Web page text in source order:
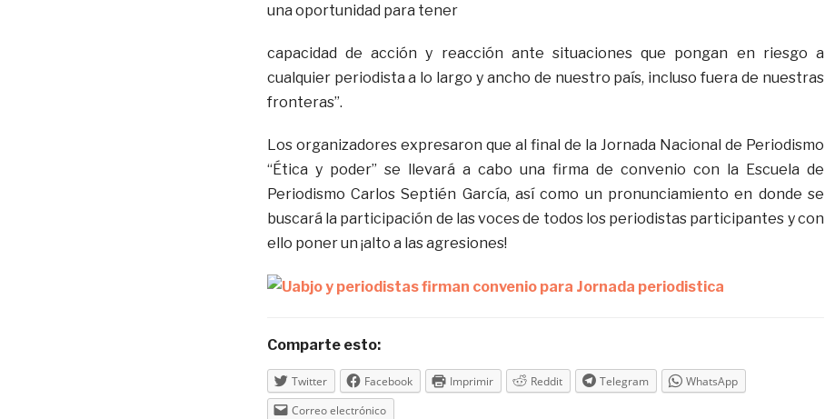
una oportunidad para tener
capacidad de acción y reacción ante situaciones que pongan en riesgo a
cualquier periodista a lo largo y ancho de nuestro país, incluso fuera de nuestras
fronteras”.
Los organizadores expresaron que al final de la Jornada Nacional de Periodismo
“Ética y poder” se llevará a cabo una firma de convenio con la Escuela de
Periodismo Carlos Septién García, así como un pronunciamiento en donde se
buscará la participación de las voces de todos los periodistas participantes y con
ello poner un ¡alto a las agresiones!
Comparte esto:
Twitter Facebook Imprimir Reddit Telegram
WhatsApp
Correo electrónico